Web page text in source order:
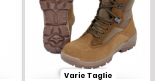
Varie Taglie